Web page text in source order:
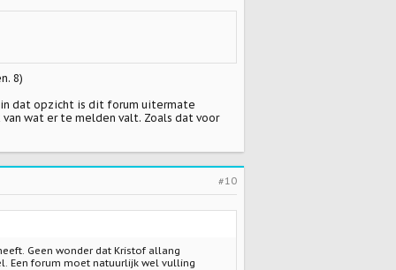
8)
in dat opzicht is dit forum uitermate
wat er te melden valt. Zoals dat voor
#10
Geen wonder dat Kristof allang
Een forum moet natuurlijk wel vulling